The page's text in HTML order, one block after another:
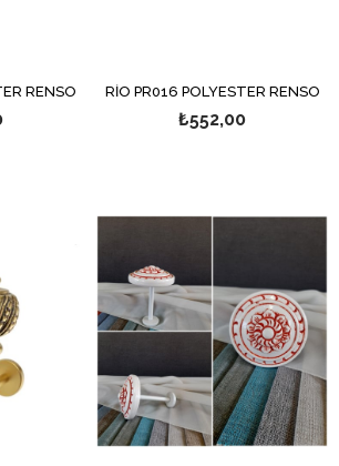
RENSO RİO PR016 POLYESTER RENSO
₺552,00